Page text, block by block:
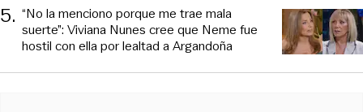
5. “No la menciono porque me trae mala
suerte”: Viviana Nunes cree que Neme fue
hostil con ella por lealtad a Argandoña